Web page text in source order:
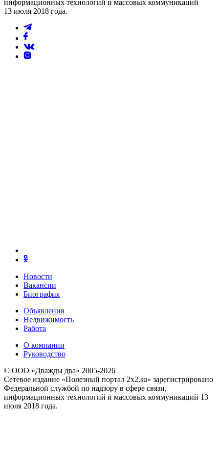
информационных технологий и массовых коммуникаций
13 июля 2018 года.
Новости
Вакансии
Биография
Объявления
Недвижимость
Работа
О компании
Руководство
© ООО «Дважды два» 2005-2026
Сетевое издание «Полезный портал 2x2.su» зарегистрировано
Федеральной службой по надзору в сфере связи,
информационных технологий и массовых коммуникаций 13
июля 2018 года.